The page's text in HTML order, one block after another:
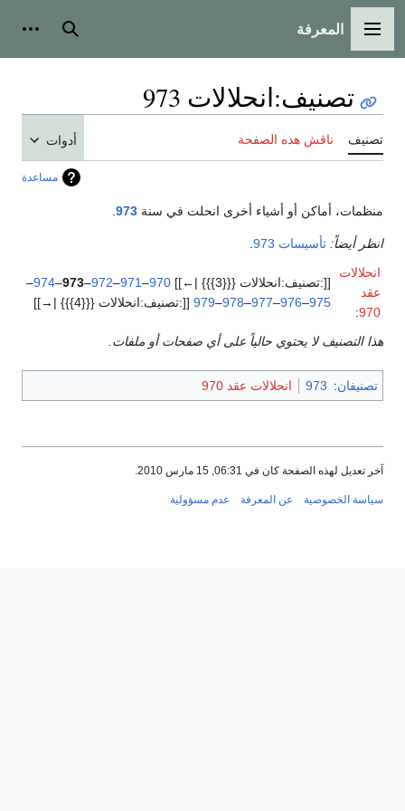
القائمة الرئيسية
المعرفة بحث
تصنيف:انحلالات 973
تصنيف ناقش هذه الصفحة أدوات
مساعدة
منظمات، أماكن أو أشياء أخرى انحلت في سنة 973
انظر أيضاً: تأسيسات 973
انحلالات
عقد
970
:
[[:تصنيف:انحلالات {{{3}}} |←]] 970
–
971
–
972
–
973
–
974
–
975
–
976
–
977
–
978
–
979 [[:تصنيف:انحلالات {{{4}}} |→]]
هذا التصنيف لا يحتوي حالياً على أي صفحات أو ملفات.
تصنيفان:
973 انحلالات عقد 970
آخر تعديل لهذه الصفحة كان في 06:31, 15 مارس 2010.
سياسة الخصوصية عن المعرفة عدم مسؤولية